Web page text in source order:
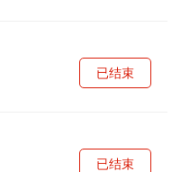
已结束
已结束